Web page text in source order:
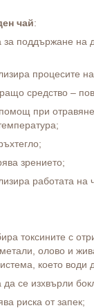
чай:
поддържане на
процесите на
средство –
при отравяне,
зрението;
работата на
токсините с
олово и
което води
се изхвърли
риска от запек;